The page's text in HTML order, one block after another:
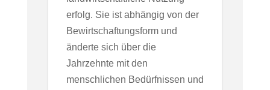
erfolg. Sie ist abhängig von der
Bewirtschaftungsform und
änderte sich über die
Jahrzehnte mit den
menschlichen Bedürfnissen und